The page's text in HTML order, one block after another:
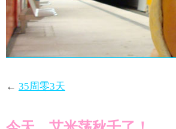
← 35周零3天